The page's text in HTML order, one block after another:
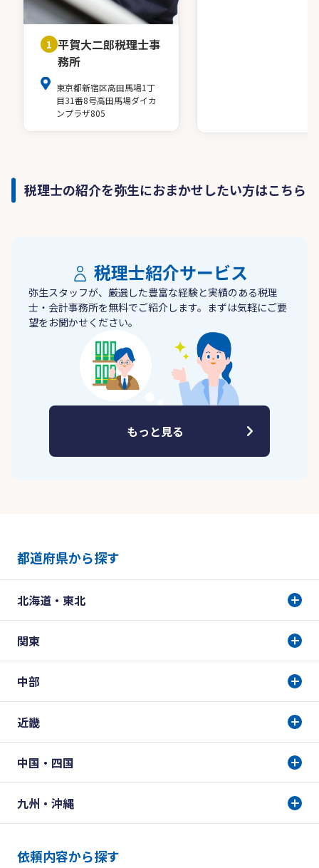
1 平賀大二郎税理士事
務所
東京都新宿区高田馬場1丁
目31番8号高田馬場ダイカ
ンプラザ805
税理士の紹介を弥生におまかせしたい方はこちら
税理士紹介サービス
弥生スタッフが、厳選した豊富な経験と実績のある税理
士・会計事務所を無料でご紹介します。まずは気軽にご要
望をお聞かせください。
もっと見る
都道府県から探す
北海道・東北
関東
中部
近畿
中国・四国
九州・沖縄
依頼内容から探す